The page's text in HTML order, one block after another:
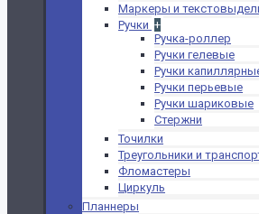
Маркеры и
Ручки +
Ручка-роллер
Ручки гелевые
Ручки
Ручки перьевые
Ручки шариковые
Стержни
Точилки
Треугольники и
Фломастеры
Циркуль
Планнеры